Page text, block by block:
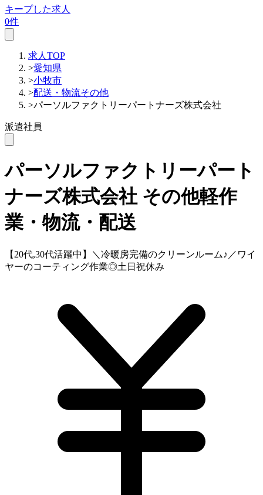
キープした求人
0件
求人TOP
>愛知県
>小牧市
>配送・物流その他
>パーソルファクトリーパートナーズ株式会社
派遣社員
パーソルファクトリーパート
ナーズ株式会社その他軽作
業・物流・配送
【20代,30代活躍中】＼冷暖房完備のクリーンルーム♪／ワイ
ヤーのコーティング作業◎土日祝休み